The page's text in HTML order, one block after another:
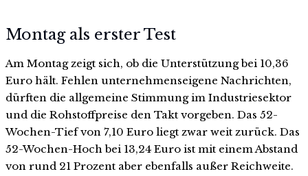
Montag als erster Test
Am Montag zeigt sich, ob die Unterstützung bei 10,36
Euro hält. Fehlen unternehmenseigene Nachrichten,
dürften die allgemeine Stimmung im Industriesektor
und die Rohstoffpreise den Takt vorgeben. Das 52-
Wochen-Tief von 7,10 Euro liegt zwar weit zurück. Das
52-Wochen-Hoch bei 13,24 Euro ist mit einem Abstand
von rund 21 Prozent aber ebenfalls außer Reichweite.